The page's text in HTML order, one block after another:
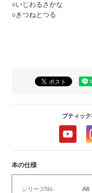
○いじわるさかな
○きつねとつる
ブティッ
本の仕様
シリーズNo A6